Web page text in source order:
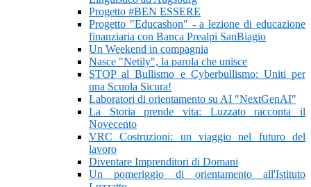
Progetto #BEN ESSERE
Progetto "Educashon" - a lezione di educazione
finanziaria con Banca Prealpi SanBiagio
Un Weekend in compagnia
Nasce "Netily", la parola che unisce
STOP al Bullismo e Cyberbullismo: Uniti per
una Scuola Sicura!
Laboratori di orientamento su AI "NextGenAI"
La Storia prende vita: Luzzato racconta il
Novecento
VRC Costruzioni: un viaggio nel futuro del
lavoro
Diventare Imprenditori di Domani
Un pomeriggio di orientamento all'Istituto